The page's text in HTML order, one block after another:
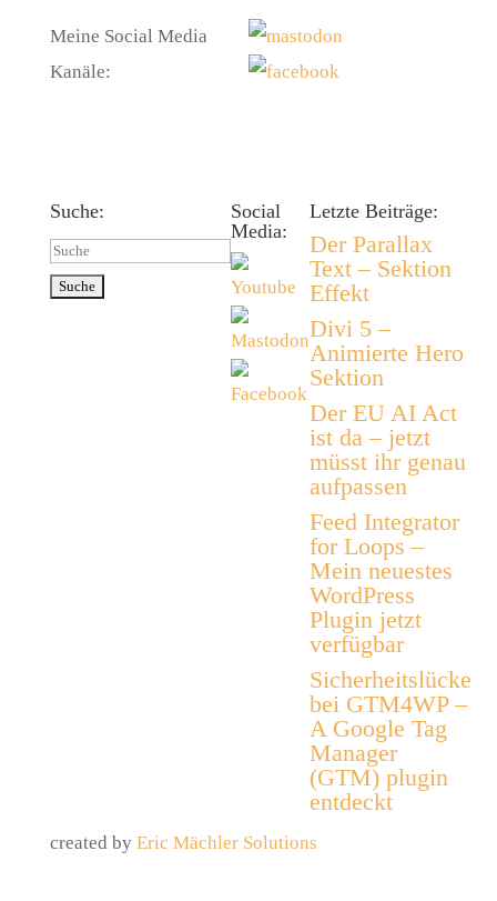
Meine Social Media
Kanäle:
Suche:
Suchen
nach:
Social
Media:
Letzte Beiträge:
Der Parallax
Text – Sektion
Effekt
Divi 5 –
Animierte Hero
Sektion
Der EU AI Act
ist da – jetzt
müsst ihr genau
aufpassen
Feed Integrator
for Loops –
Mein neuestes
WordPress
Plugin jetzt
verfügbar
Sicherheitslücke
bei GTM4WP –
A Google Tag
Manager
(GTM) plugin
entdeckt
created by Eric Mächler Solutions